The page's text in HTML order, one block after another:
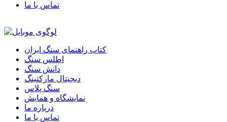
تماس با ما
کتاب راهنمای سنگ ایران
اطلس سنگ
دانش سنگ
دیجیتال مارکتینگ
سنگ پلاس
نمایشگاه و همایش
درباره ما
تماس با ما